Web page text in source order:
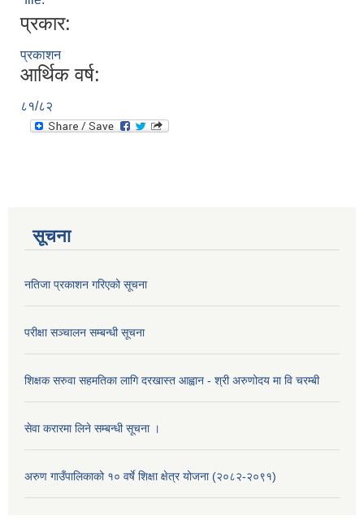
प्रकार:
प्रकाशन
आर्थिक वर्ष:
८१/८२
सूचना
नतिजा प्रकाशन गरिएको सूचना
परीक्षा सञ्चालन सम्बन्धी सूचना
शिक्षक सरुवा सहमतिका लागि दरखास्त आह्वान - श्री अरुणोदय मा वि चरम्बी
सेवा करारमा लिने सम्बन्धी सूचना ।
अरुण गाउँपालिकाको १० वर्षे शिक्षा क्षेत्र योजना (२०८२-२०९१)